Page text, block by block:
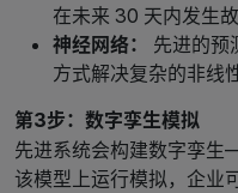
在未来 30 天内发生故
神经网络：
先进的预
方式解决复杂的非线
第3步：数字孪生模拟
先进系统会构建数字孪
该模型上运行模拟，企业